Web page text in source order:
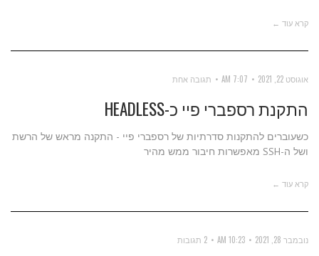
קרא עוד ←
אוגוסט 22, 2021 7:07 AM תגובה אחת
התקנת רספברי פיי כ-HEADLESS
כשעוברים להתקנות סדרתיות של רספברי פיי - התקנה מראש של הרשת
ושל ה-SSH מאפשרות חיבור ממש מהיר
קרא עוד ←
נובמבר 28, 2021 10:23 AM 2 תגובות